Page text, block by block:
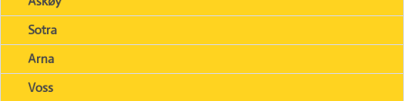
Sotra
Arna
Voss